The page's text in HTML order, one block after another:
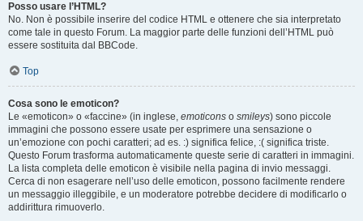
Posso usare l’HTML?
No. Non è possibile inserire del codice HTML e ottenere che sia interpretato
come tale in questo Forum. La maggior parte delle funzioni dell’HTML può
essere sostituita dal BBCode.
Top
Cosa sono le emoticon?
Le «emoticon» o «faccine» (in inglese, emoticons o smileys) sono piccole
immagini che possono essere usate per esprimere una sensazione o
un’emozione con pochi caratteri; ad es. :) significa felice, :( significa triste.
Questo Forum trasforma automaticamente queste serie di caratteri in immagini.
La lista completa delle emoticon è visibile nella pagina di invio messaggi.
Cerca di non esagerare nell’uso delle emoticon, possono facilmente rendere
un messaggio illeggibile, e un moderatore potrebbe decidere di modificarlo o
addirittura rimuoverlo.